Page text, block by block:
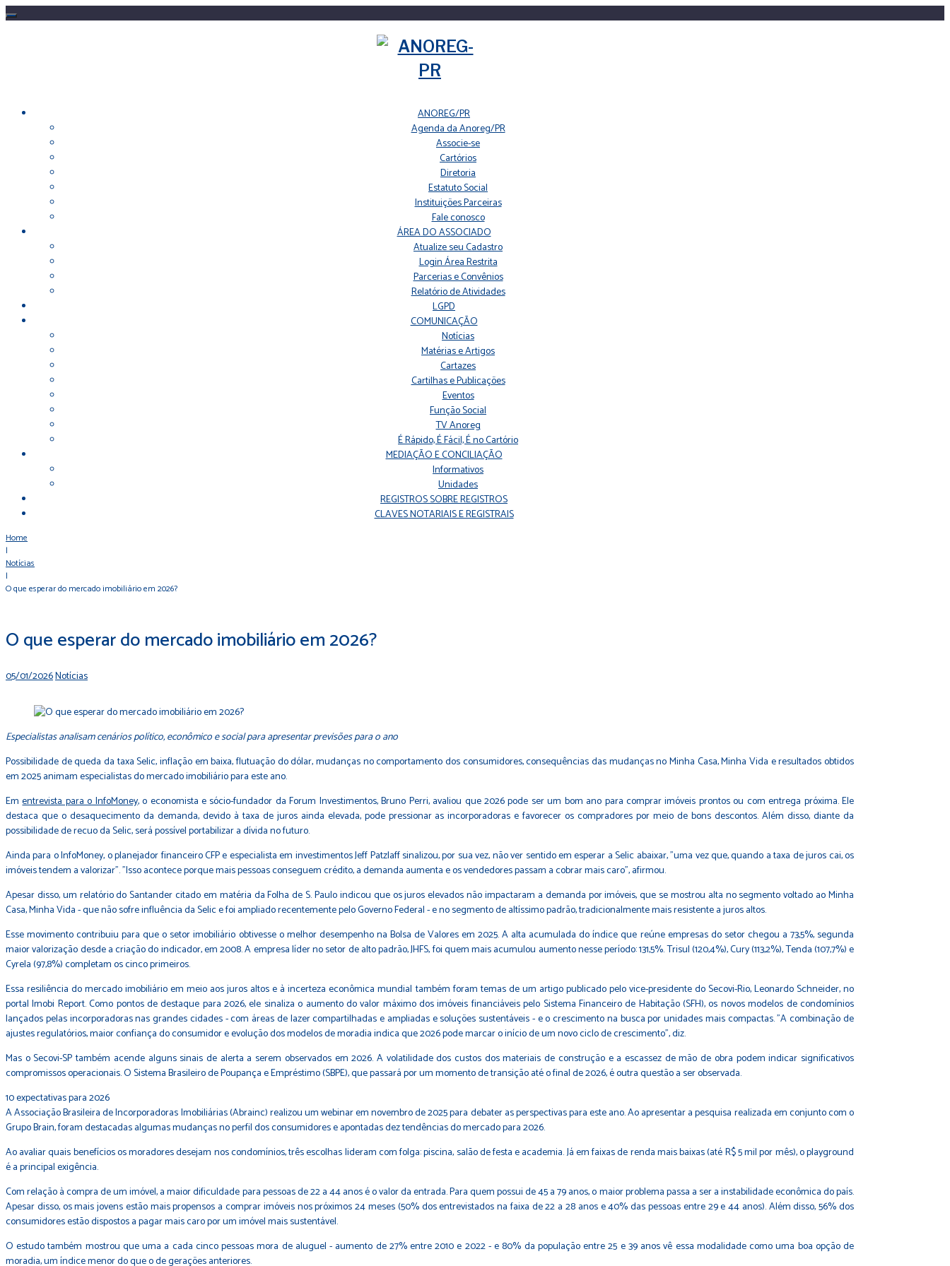
ANOREG/PR
Agenda da Anoreg/PR
Associe-se
Cartórios
Diretoria
Estatuto Social
Instituições Parceiras
Fale conosco
ÁREA DO ASSOCIADO
Atualize seu Cadastro
Login Área Restrita
Parcerias e Convênios
Relatório de Atividades
LGPD
COMUNICAÇÃO
Notícias
Matérias e Artigos
Cartazes
Cartilhas e Publicações
Eventos
Função Social
TV Anoreg
É Rápido, É Fácil, É no Cartório
MEDIAÇÃO E CONCILIAÇÃO
Informativos
Unidades
REGISTROS SOBRE REGISTROS
CLAVES NOTARIAIS E REGISTRAIS
Home
|
Notícias
|
O que esperar do mercado imobiliário em 2026?
O que esperar do mercado imobiliário em 2026?
05/01/2026Notícias
Especialistas analisam cenários político, econômico e social para apresentar previsões para o ano
Possibilidade de queda da taxa Selic, inflação em baixa, flutuação do dólar, mudanças no comportamento dos consumidores, consequências das mudanças no Minha Casa, Minha Vida e resultados obtidos
em 2025 animam especialistas do mercado imobiliário para este ano.
Ementrevista para o InfoMoney, o economista e sócio-fundador da Forum Investimentos, Bruno Perri, avaliou que 2026 pode ser um bom ano para comprar imóveis prontos ou com entrega próxima. Ele
destaca que o desaquecimento da demanda, devido à taxa de juros ainda elevada, pode pressionar as incorporadoras e favorecer os compradores por meio de bons descontos. Além disso, diante da
possibilidade de recuo da Selic, será possível portabilizar a dívida no futuro.
Ainda para o InfoMoney, o planejador financeiro CFP e especialista em investimentos Jeff Patzlaff sinalizou, por sua vez, não ver sentido em esperar a Selic abaixar, "uma vez que, quando a taxa de juros cai, os
imóveis tendem a valorizar". "Isso acontece porque mais pessoas conseguem crédito, a demanda aumenta e os vendedores passam a cobrar mais caro", afirmou.
Apesar disso, um relatório do Santander citado em matéria da Folha de S. Paulo indicou que os juros elevados não impactaram a demanda por imóveis, que se mostrou alta no segmento voltado ao Minha
Casa, Minha Vida - que não sofre influência da Selic e foi ampliado recentemente pelo Governo Federal - e no segmento de altíssimo padrão, tradicionalmente mais resistente a juros altos.
Esse movimento contribuiu para que o setor imobiliário obtivesse o melhor desempenho na Bolsa de Valores em 2025. A alta acumulada do índice que reúne empresas do setor chegou a 73,5%, segunda
maior valorização desde a criação do indicador, em 2008. A empresa líder no setor de alto padrão, JHFS, foi quem mais acumulou aumento nesse período: 131,5%. Trisul (120,4%), Cury (113,2%), Tenda (107,7%) e
Cyrela (97,8%) completam os cinco primeiros.
Essa resiliência do mercado imobiliário em meio aos juros altos e à incerteza econômica mundial também foram temas de um artigo publicado pelo vice-presidente do Secovi-Rio, Leonardo Schneider, no
portal Imobi Report. Como pontos de destaque para 2026, ele sinaliza o aumento do valor máximo dos imóveis financiáveis pelo Sistema Financeiro de Habitação (SFH), os novos modelos de condomínios
lançados pelas incorporadoras nas grandes cidades - com áreas de lazer compartilhadas e ampliadas e soluções sustentáveis - e o crescimento na busca por unidades mais compactas. "A combinação de
ajustes regulatórios, maior confiança do consumidor e evolução dos modelos de moradia indica que 2026 pode marcar o início de um novo ciclo de crescimento", diz.
Mas o Secovi-SP também acende alguns sinais de alerta a serem observados em 2026. A volatilidade dos custos dos materiais de construção e a escassez de mão de obra podem indicar significativos
compromissos operacionais. O Sistema Brasileiro de Poupança e Empréstimo (SBPE), que passará por um momento de transição até o final de 2026, é outra questão a ser observada.
10 expectativas para 2026
A Associação Brasileira de Incorporadoras Imobiliárias (Abrainc) realizou um webinar em novembro de 2025 para debater as perspectivas para este ano. Ao apresentar a pesquisa realizada em conjunto com o
Grupo Brain, foram destacadas algumas mudanças no perfil dos consumidores e apontadas dez tendências do mercado para 2026.
Ao avaliar quais benefícios os moradores desejam nos condomínios, três escolhas lideram com folga: piscina, salão de festa e academia. Já em faixas de renda mais baixas (até R$ 5 mil por mês), o playground
é a principal exigência.
Com relação à compra de um imóvel, a maior dificuldade para pessoas de 22 a 44 anos é o valor da entrada. Para quem possui de 45 a 79 anos, o maior problema passa a ser a instabilidade econômica do país.
Apesar disso, os mais jovens estão mais propensos a comprar imóveis nos próximos 24 meses (50% dos entrevistados na faixa de 22 a 28 anos e 40% das pessoas entre 29 e 44 anos). Além disso, 56% dos
consumidores estão dispostos a pagar mais caro por um imóvel mais sustentável.
O estudo também mostrou que uma a cada cinco pessoas mora de aluguel - aumento de 27% entre 2010 e 2022 - e 80% da população entre 25 e 39 anos vê essa modalidade como uma boa opção de
moradia, um índice menor do que o de gerações anteriores.